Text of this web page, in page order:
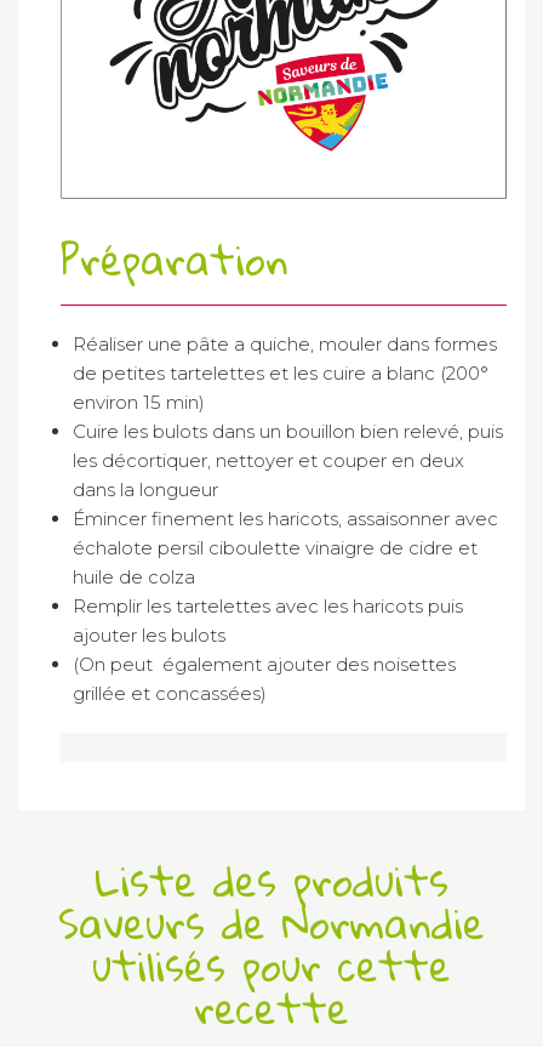
Préparation
Réaliser une pâte a quiche, mouler dans formes
de petites tartelettes et les cuire a blanc (200°
environ 15 min)
Cuire les bulots dans un bouillon bien relevé, puis
les décortiquer, nettoyer et couper en deux
dans la longueur
Émincer finement les haricots, assaisonner avec
échalote persil ciboulette vinaigre de cidre et
huile de colza
Remplir les tartelettes avec les haricots puis
ajouter les bulots
(On peut également ajouter des noisettes
grillée et concassées)
Liste des produits
Saveurs de Normandie
utilisés pour cette
recette